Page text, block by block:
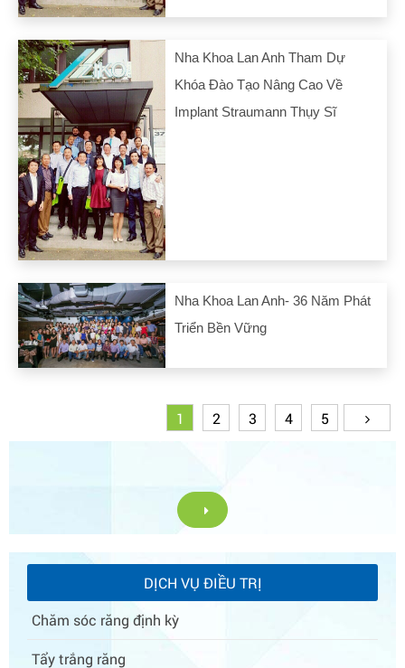
Nha Khoa Lan Anh Tham Dự
Khóa Đào Tạo Nâng Cao Về
Implant Straumann Thụy Sĩ
Nha Khoa Lan Anh- 36 Năm Phát
Triển Bền Vững
1 2 3 4 5
DỊCH VỤ ĐIỀU TRỊ
Chăm sóc răng định kỳ
Tẩy trắng răng